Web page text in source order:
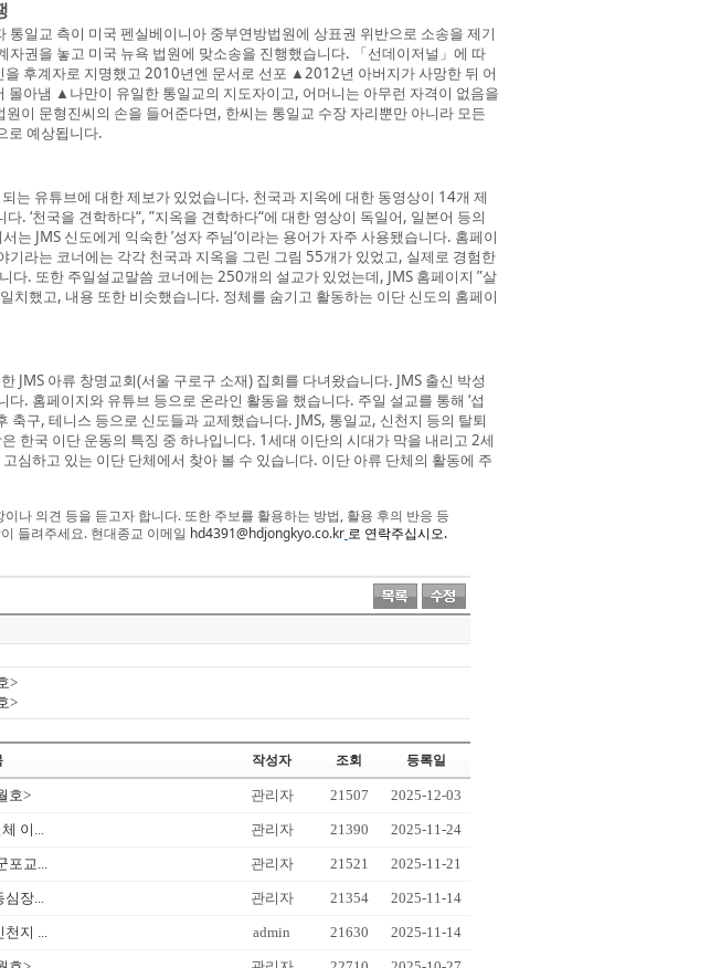
일교 측이 미국 펜실베이니아 중부연방법원에 상표권 위반으로 소송을 제기
권을 놓고 미국 뉴욕 법원에 맞소송을 진행했습니다. 「선데이저널」에 따
후계자로 지명했고 2010년엔 문서로 선포 ▲2012년 아버지가 사망한 뒤 어
몰아냄 ▲나만이 유일한 통일교의 지도자이고, 어머니는 아무런 자격이 없음을
이 문형진씨의 손을 들어준다면, 한씨는 통일교 수장 자리뿐만 아니라 모든
로 예상됩니다.
는 유튜브에 대한 제보가 있었습니다. 천국과 지옥에 대한 동영상이 14개 제
. ‘천국을 견학하다“, ”지옥을 견학하다“에 대한 영상이 독일어, 일본어 등의
는 JMS 신도에게 익숙한 ’성자 주님‘이라는 용어가 자주 사용됐습니다. 홈페이
기라는 코너에는 각각 천국과 지옥을 그린 그림 55개가 있었고, 실제로 경험한
다. 또한 주일설교말씀 코너에는 250개의 설교가 있었는데, JMS 홈페이지 ”살
치했고, 내용 또한 비슷했습니다. 정체를 숨기고 활동하는 이단 신도의 홈페이
JMS 아류 창명교회(서울 구로구 소재) 집회를 다녀왔습니다. JMS 출신 박성
. 홈페이지와 유튜브 등으로 온라인 활동을 했습니다. 주일 설교를 통해 ‘섭
축구, 테니스 등으로 신도들과 교제했습니다. JMS, 통일교, 신천지 등의 탈퇴
한국 이단 운동의 특징 중 하나입니다. 1세대 이단의 시대가 막을 내리고 2세
심하고 있는 이단 단체에서 찾아 볼 수 있습니다. 이단 아류 단체의 활동에 주
나 의견 등을 듣고자 합니다. 또한 주보를 활용하는 방법, 활용 후의 반응 등
들려주세요. 현대종교 이메일 hd4391@hdjongkyo.co.kr 로 연락주십시오.
>
>
작성자 조회 등록일
호> 관리자 21507 2025-12-03
이... 관리자 21390 2025-11-24
포교... 관리자 21521 2025-11-21
심장... 관리자 21354 2025-11-14
천지 ... admin 21630 2025-11-14